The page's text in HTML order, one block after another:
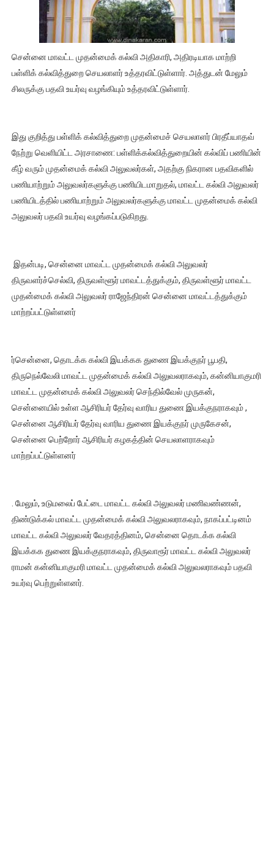
சென்னை மாவட்ட முதன்மைக் கல்வி அதிகாரி, அதிரடியாக மாற்றி
பள்ளிக் கல்வித்துறை செயலாளர் உத்தரவிட்டுள்ளார். அத்துடன் மேலும்
சிலருக்கு பதவி உயர்வு வழங்கியும் உத்தரவிட்டுள்ளார்.
இது குறித்து பள்ளிக் கல்வித்துறை முதன்மைச் செயலாளர் பிரதீப்யாதவ்
நேற்று வெளியிட்ட அரசாணை: பள்ளிக்கல்வித்துறையின் கல்விப் பணியின்
கீழ் வரும் முதன்மைக் கல்வி அலுவலர்கள், அதற்கு நிகரான பதவிகளில்
பணியாற்றும் அலுவலர்களுக்கு பணியிடமாறுதல், மாவட்ட கல்வி அலுவலர்
பணியிடத்தில் பணியாற்றும் அலுவலர்களுக்கு மாவட்ட முதன்மைக் கல்வி
அலுவலர் பதவி உயர்வு வழங்கப்படுகிறது.
இதன்படி, சென்னை மாவட்ட முதன்மைக் கல்வி அலுவலர்
திருவளர்ச்செல்வி, திருவள்ளூர் மாவட்டத்துக்கும், திருவள்ளூர் மாவட்ட
முதன்மைக் கல்வி அலுவலர் ராஜேந்திரன் சென்னை மாவட்டத்துக்கும்
மாற்றப்பட்டுள்ளனர்
ர்சென்னை, தொடக்க கல்வி இயக்கக துணை இயக்குநர் பூபதி,
திருநெல்வேலி மாவட்ட முதன்மைக் கல்வி அலுவலராகவும், கன்னியாகுமரி
மாவட்ட முதன்மைக் கல்வி அலுவலர் செந்தில்வேல் முருகன்,
சென்னையில் உள்ள ஆசிரியர் தேர்வு வாரிய துணை இயக்குநராகவும் ,
சென்னை ஆசிரியர் தேர்வு வாரிய துணை இயக்குநர் முருகேசன்,
சென்னை பெற்றோர் ஆசிரியர் கழகத்தின் செயலாளராகவும்
மாற்றப்பட்டுள்ளனர்
. மேலும், உடுமலைப் பேட்டை மாவட்ட கல்வி அலுவலர் மணிவண்ணன்,
திண்டுக்கல் மாவட்ட முதன்மைக் கல்வி அலுவலராகவும், நாகப்பட்டினம்
மாவட்ட கல்வி அலுவலர் வேதரத்தினம், சென்னை தொடக்க கல்வி
இயக்கக துணை இயக்குநராகவும், திருவாரூர் மாவட்ட கல்வி அலுவலர்
ராமன் கன்னியாகுமரி மாவட்ட முதன்மைக் கல்வி அலுவலராகவும் பதவி
உயர்வு பெற்றுள்ளனர்.